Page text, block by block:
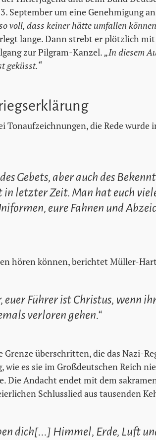
September um eine Genehmigung
voll, dass keiner hätte umfallen
lange. Dann strebt er plötzlich
zur Pilgram-Kanzel.„In diesem
geküsst.“
Tonaufzeichnungen, die Rede wurde
Gebets, aber auch des
letzter Zeit. Man hat euch
eure Fahnen und
hören können, berichtet Müller-
euer Führer ist Christus, wenn
verloren gehen.“
Grenze überschritten, die das Nazi-
wie es sie im Großdeutschen Reich
Die Andacht endet mit dem
Schlusslied aus tausenden
dich[...] Himmel, Erde, Luft